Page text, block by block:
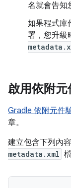
名就會告知
如果程式庫
署，您升級
啟用依附
Gradle 依附元件
章。
建立包含下列內
metadata.xml